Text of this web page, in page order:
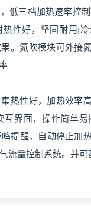
低三档加热速率控
性好，坚固耐用;
果。氮吹模块可外接
热性好，加热效率
界面，操作简单
提醒，自动停止加
流量控制系统。并